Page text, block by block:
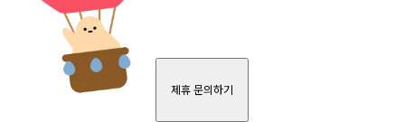
제휴 문의하기